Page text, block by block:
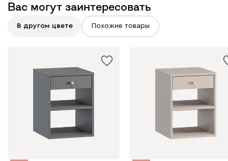
Вас могут заинтересовать
В другом цвете Похожие товары